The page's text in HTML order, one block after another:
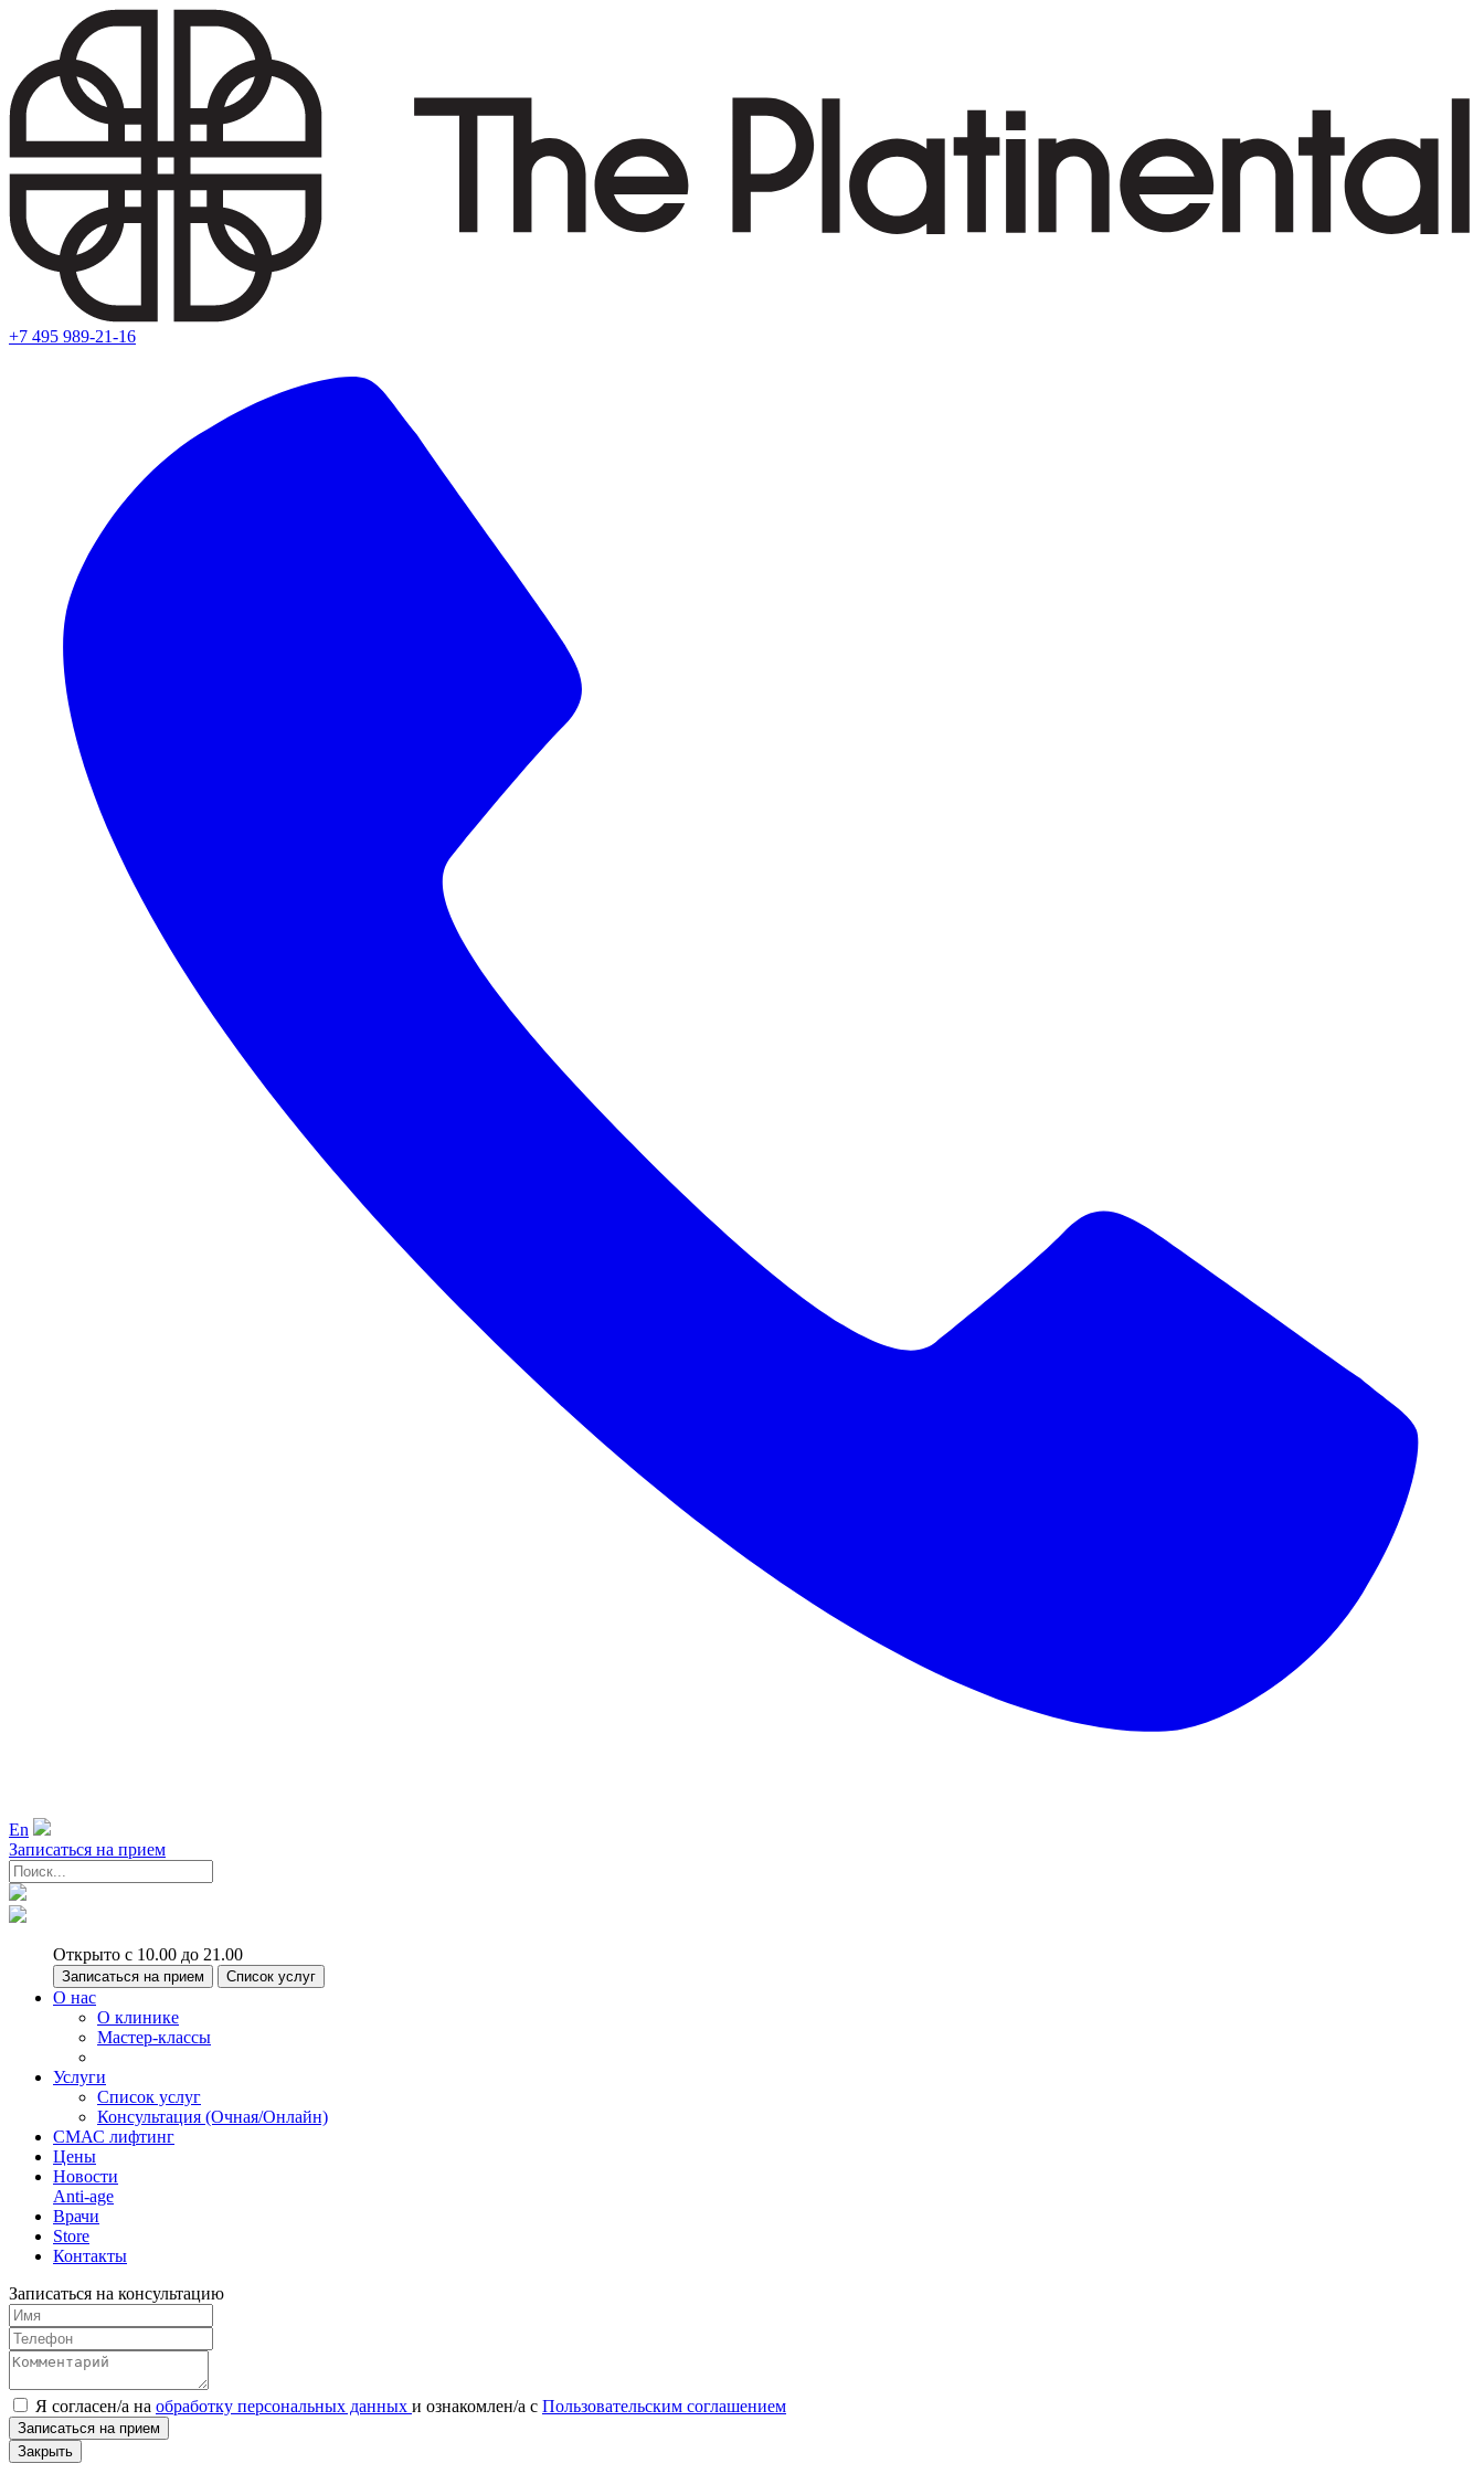
+7 495 989-21-16
En
Записаться на прием
Открыто с 10.00 до 21.00
Записаться на прием Список услуг
О нас
О клинике
Мастер-классы
Услуги
Список услуг
Консультация (Очная/Онлайн)
СМАС лифтинг
Цены
Новости
Anti-age
Врачи
Store
Контакты
Записаться на консультацию
Я согласен/а на обработку персональных данных и ознакомлен/а с Пользовательским соглашением
Записаться на прием
Закрыть